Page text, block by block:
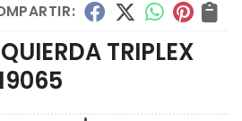
TRIPLEX